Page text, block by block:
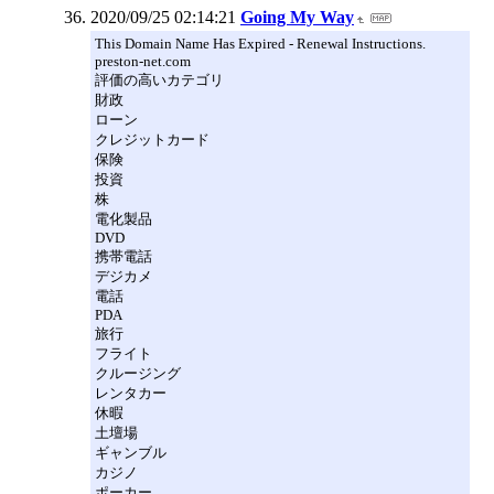
2020/09/25 02:14:21 Going My Way
This Domain Name Has Expired - Renewal Instructions.
preston-net.com
評価の高いカテゴリ
財政
ローン
クレジットカード
保険
投資
株
電化製品
DVD
携帯電話
デジカメ
電話
PDA
旅行
フライト
クルージング
レンタカー
休暇
土壇場
ギャンブル
カジノ